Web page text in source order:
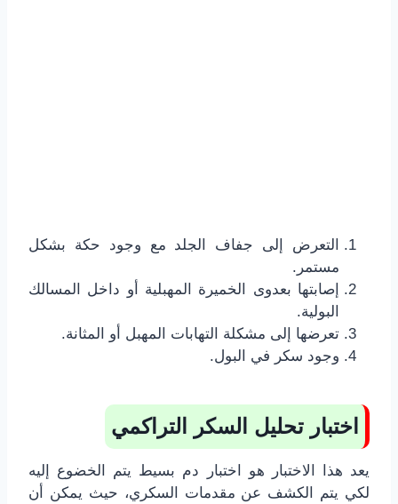
التعرض إلى جفاف الجلد مع وجود حكة بشكل
مستمر.
إصابتها بعدوى الخميرة المهبلية أو داخل المسالك
البولية.
تعرضها إلى مشكلة التهابات المهبل أو المثانة.
وجود سكر في البول.
اختبار تحليل السكر التراكمي
يعد هذا الاختبار هو اختبار دم بسيط يتم الخضوع إليه
لكي يتم الكشف عن مقدمات السكري، حيث يمكن أن